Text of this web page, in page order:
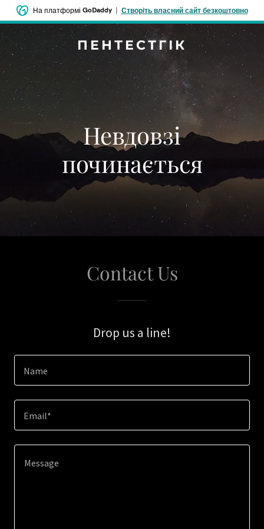
На платформі GoDaddy| Створіть власний сайт безкоштовно
ПЕНТЕСТГІК
Невдовзі
починається
Contact Us
Drop us a line!
Name
Email*